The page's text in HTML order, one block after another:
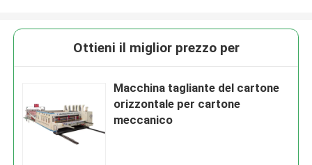
Ottieni il miglior prezzo per
Macchina tagliante del cartone
orizzontale per cartone
meccanico